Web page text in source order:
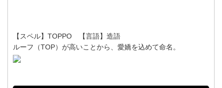
【スペル】TOPPO 【言語】造語
ルーフ（TOP）が高いことから、愛嬌を込めて命名。